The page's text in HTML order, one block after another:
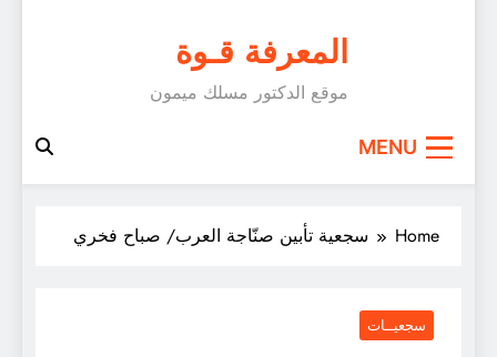
المعرفة قـوة
موقع الدكتور مسلك ميمون
MENU
Home سجعية تأبين صنّاجة العرب/ صباح فخري
سجعيــات